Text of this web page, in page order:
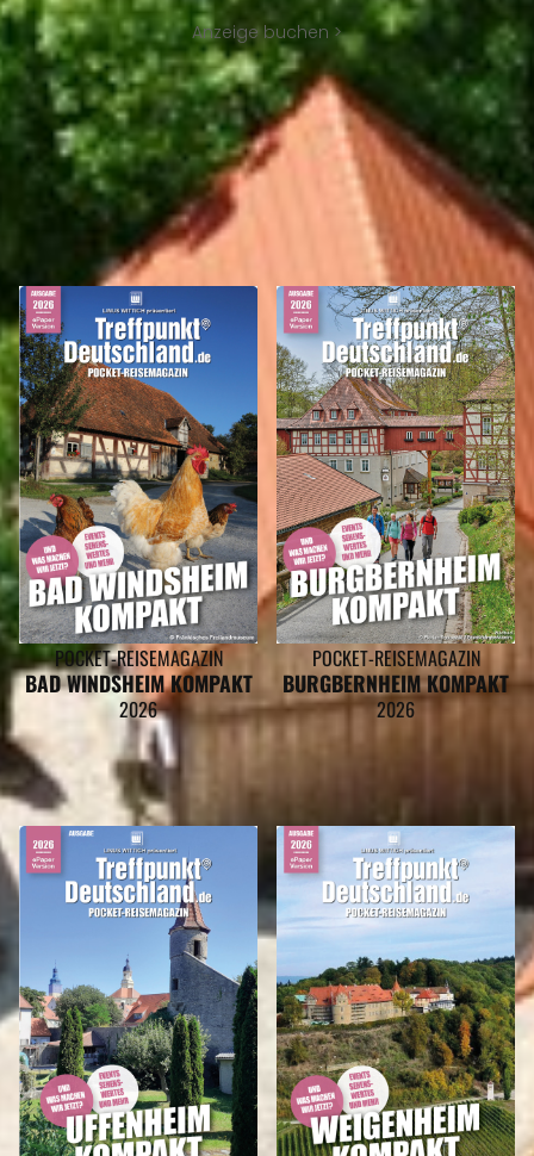
Anzeige buchen >
REISEMAGAZINE
IN DIESEN REISEMAGAZINEN FINDEN SIE DEN LANDKREIS NEUSTADT A.D.
AISCH-BAD WINDSHEIM
POCKET-REISEMAGAZIN
BAD WINDSHEIM KOMPAKT
2026
POCKET-REISEMAGAZIN
BURGBERNHEIM KOMPAKT
2026